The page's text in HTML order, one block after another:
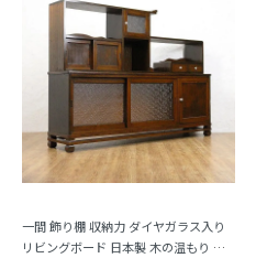
一間 飾り棚 収納力 ダイヤガラス入り
リビングボード 日本製 木の温もり 昭